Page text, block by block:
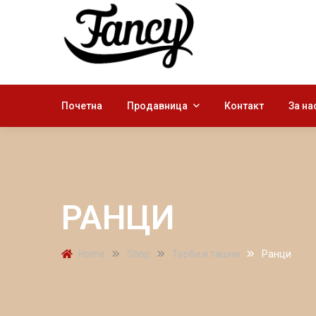
Почетна Продавница Контакт За
РАНЦИ
Home Shop Торби и ташни Ранци